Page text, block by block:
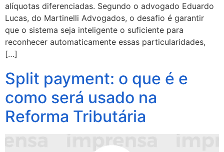
alíquotas diferenciadas. Segundo o advogado Eduardo
Lucas, do Martinelli Advogados, o desafio é garantir
que o sistema seja inteligente o suficiente para
reconhecer automaticamente essas particularidades,
[…]
Split payment: o que é e
como será usado na
Reforma Tributária